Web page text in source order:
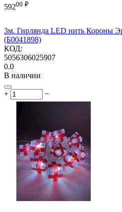
59200 ₽
3м. Гирлянда LED нить Короны
(Б0041898)
КОД:
5056306025907
0.0
В наличии
+ −